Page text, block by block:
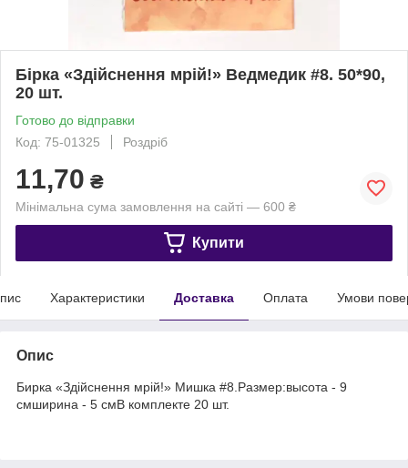
Бірка «Здійснення мрій!» Ведмедик #8. 50*90,
20 шт.
Готово до відправки
Код: 75-01325
Роздріб
11,70 ₴
Мінімальна сума замовлення на сайті — 600 ₴
Купити
Характеристики Доставка Оплата Умови
Опис
Бирка «Здійснення мрій!» Мишка #8.Размер:высота - 9
смширина - 5 смВ комплекте 20 шт.